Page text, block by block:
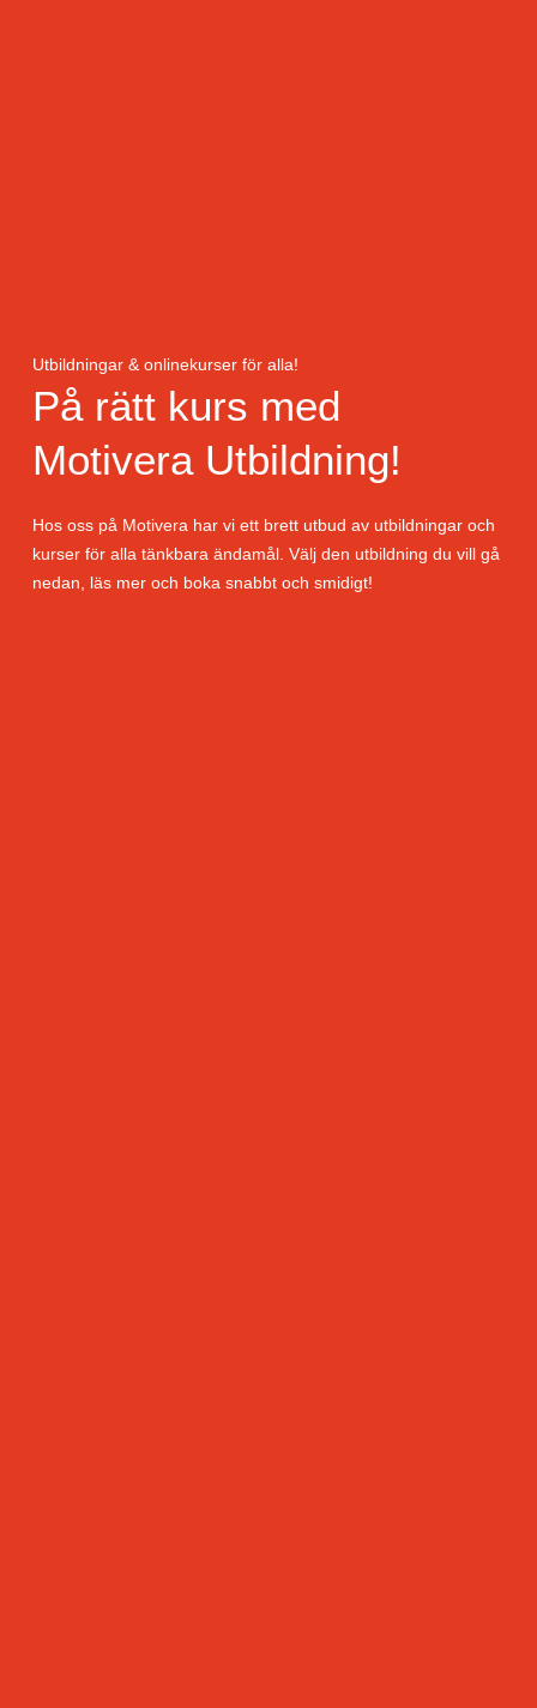
Utbildningar & onlinekurser för alla!
På rätt kurs med
Motivera Utbildning!
Hos oss på Motivera har vi ett brett utbud av utbildningar och
kurser för alla tänkbara ändamål. Välj den utbildning du vill gå
nedan, läs mer och boka snabbt och smidigt!